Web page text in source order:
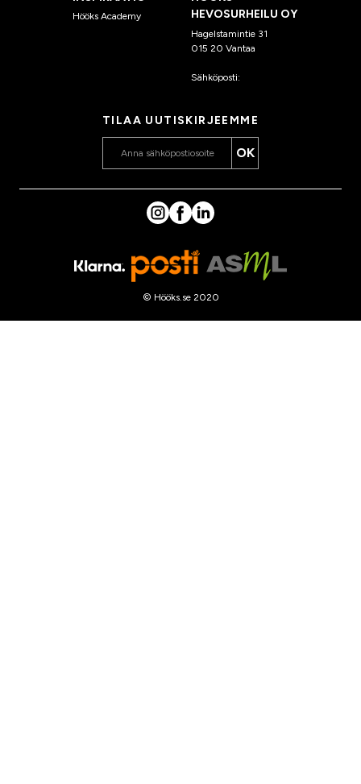
Hööks Academy
HEVOSURHEILU OY
Hagelstamintie 31
015 20 Vantaa
Sähköposti:
TILAA UUTISKIRJEEMME
OK
© Hööks.se 2020